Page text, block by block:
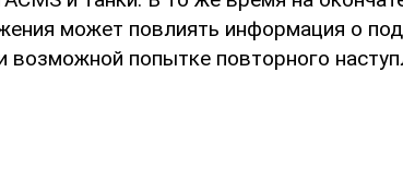
может повлиять информация о
возможной попытке повторного